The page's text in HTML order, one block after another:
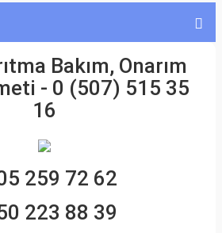
Bakım, Onarım
- 0 (507) 515 35
16
259 72 62
223 88 39